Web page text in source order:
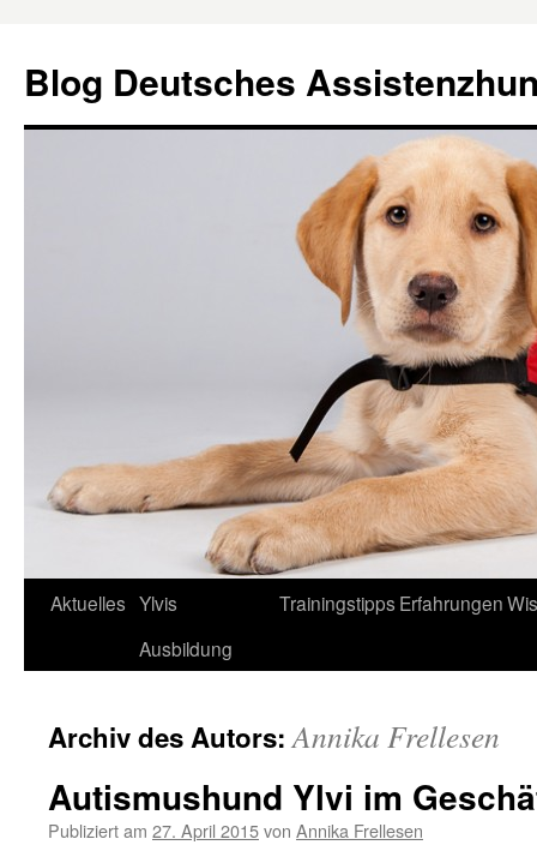
Blog Deutsches
Springe
Aktuelles Ylvis
Ausbildung
Trainingstipps Erfahrungen
Archiv des Autors:Annika Frellesen
Autismushund Ylvi im
Publiziert am 27. April 2015von Annika Frellesen